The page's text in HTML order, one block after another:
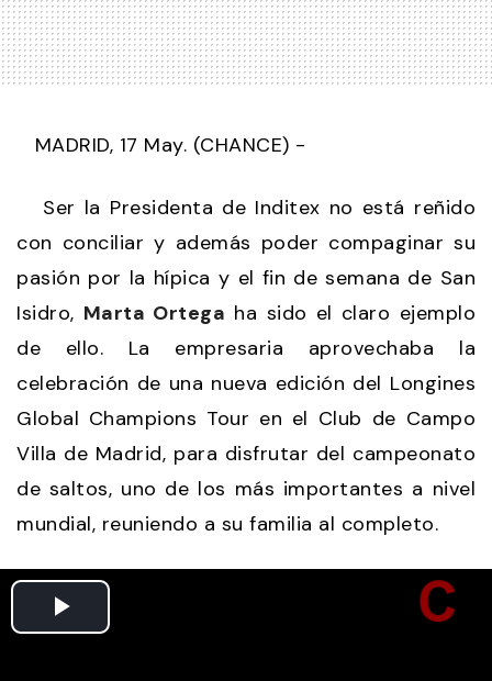
MADRID, 17 May. (CHANCE) -
Ser la Presidenta de Inditex no está reñido
con conciliar y además poder compaginar su
pasión por la hípica y el fin de semana de San
Isidro, Marta Ortega ha sido el claro ejemplo
de ello. La empresaria aprovechaba la
celebración de una nueva edición del Longines
Global Champions Tour en el Club de Campo
Villa de Madrid, para disfrutar del campeonato
de saltos, uno de los más importantes a nivel
mundial, reuniendo a su familia al completo.